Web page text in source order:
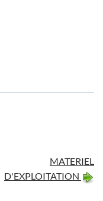
MATERIEL
D'EXPLOITATION